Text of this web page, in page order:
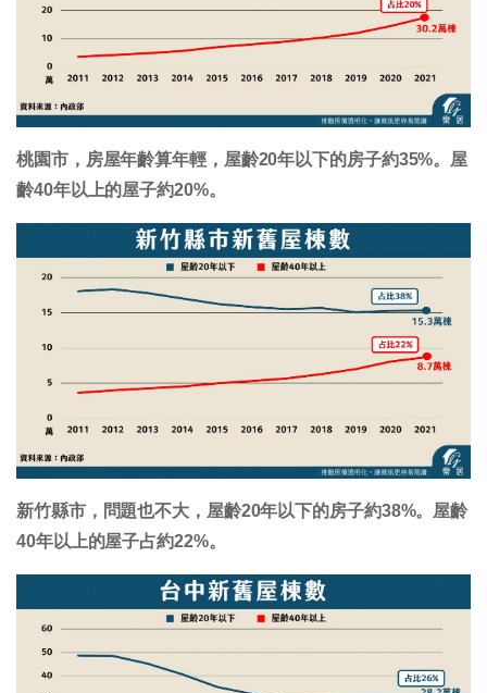
桃園市，房屋年齡算年輕，屋齡20年以下的房子約35%。屋
齡40年以上的屋子約20%。
新竹縣市，問題也不大，屋齡20年以下的房子約38%。屋齡
40年以上的屋子占約22%。